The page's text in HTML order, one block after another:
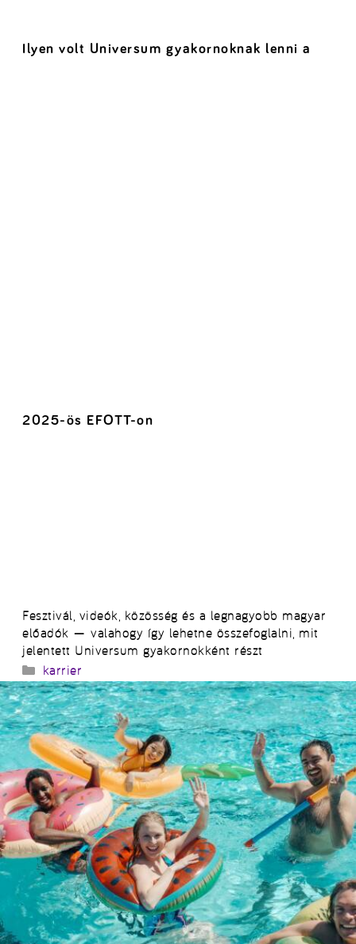
Ilyen volt Universum gyakornoknak lenni a
2025-ös EFOTT-on
Fesztivál, videók, közösség és a legnagyobb magyar
előadók — valahogy így lehetne összefoglalni, mit
jelentett Universum gyakornokként részt
Kategória
karrier